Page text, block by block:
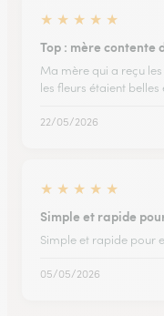
★ ★ ★ ★ ★
Top : mère contente
Ma mère qui a reçu
les fleurs étaient belles
22/05/2026
★ ★ ★ ★ ★
Simple et rapide
Simple et rapide pour
05/05/2026